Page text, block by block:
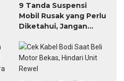
9 Tanda Suspensi
Mobil Rusak yang Perlu
Diketahui, Jangan